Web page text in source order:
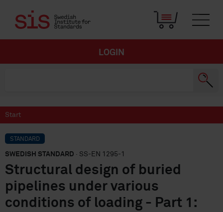
LOGIN
Start
STANDARD
SWEDISH STANDARD · SS-EN 1295-1
Structural design of buried
pipelines under various
conditions of loading - Part 1: